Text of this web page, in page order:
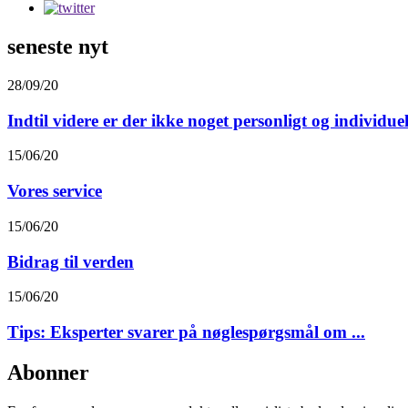
seneste nyt
28/09/20
Indtil videre er der ikke noget personligt og
15/06/20
Vores service
15/06/20
Bidrag til verden
15/06/20
Tips: Eksperter svarer på nøglespørgsmål om ...
Abonner